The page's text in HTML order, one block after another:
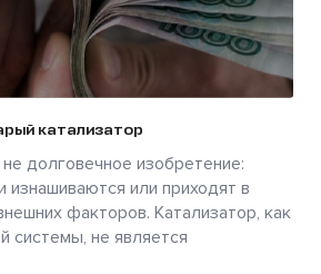
катализатор
долговечное изобретение:
изнашиваются или приходят в
факторов. Катализатор, как
системы, не является